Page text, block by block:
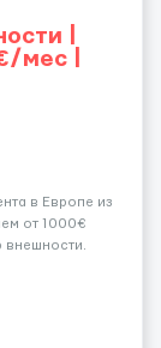
|
мес |
в Европе из
от 1000€